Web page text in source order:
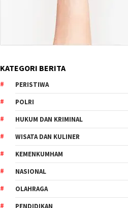
KATEGORI BERITA
PERISTIWA
POLRI
HUKUM DAN KRIMINAL
WISATA DAN KULINER
KEMENKUMHAM
NASIONAL
OLAHRAGA
PENDIDIKAN